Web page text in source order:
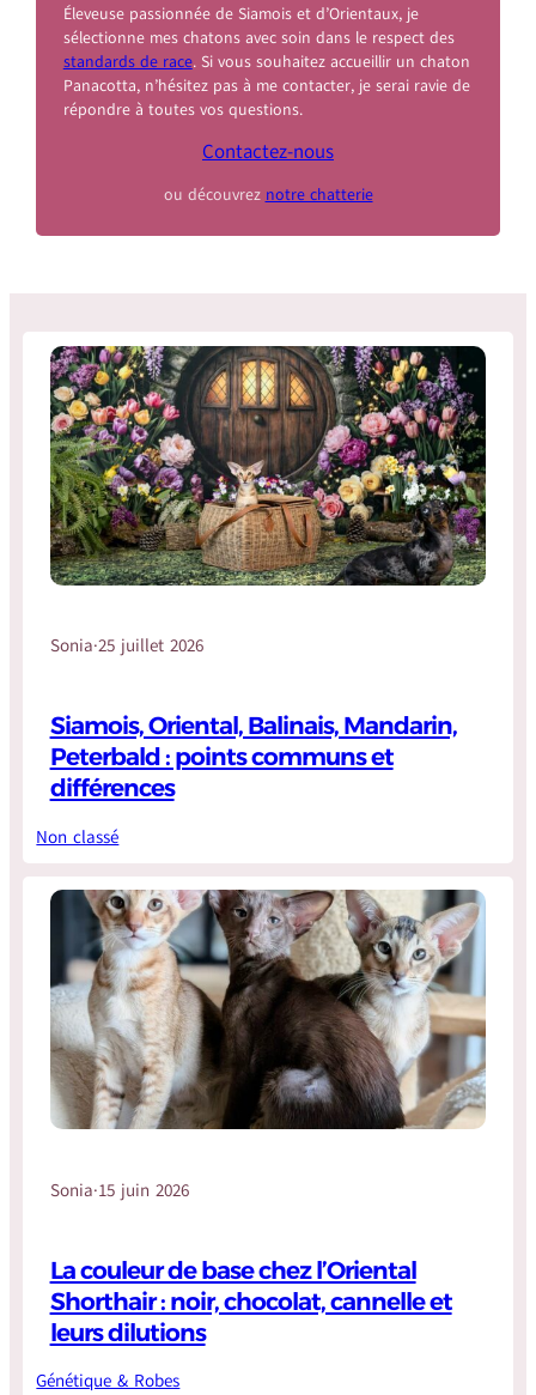
Éleveuse passionnée de Siamois et d’Orientaux, je
sélectionne mes chatons avec soin dans le respect des
standards de race. Si vous souhaitez accueillir un chaton
Panacotta, n’hésitez pas à me contacter, je serai ravie de
répondre à toutes vos questions.
Contactez-nous
ou découvrez notre chatterie
Sonia·25 juillet 2026
Siamois, Oriental, Balinais, Mandarin,
Peterbald : points communs et
différences
Non classé
Sonia·15 juin 2026
La couleur de base chez l’Oriental
Shorthair : noir, chocolat, cannelle et
leurs dilutions
Génétique & Robes